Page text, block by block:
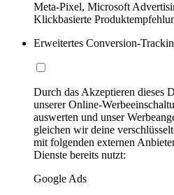
Meta-Pixel, Microsoft
Klickbasierte
Erweitertes Conversion-
Durch das Akzeptieren dieses
unserer Online-
auswerten und unser
gleichen wir deine
mit folgenden externen
Dienste bereits nutzt:
Google Ads